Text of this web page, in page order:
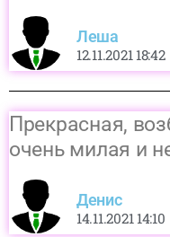
Леша
12.11.2021 18:42
Прекрасная,
очень милая и
Денис
14.11.2021 14:10